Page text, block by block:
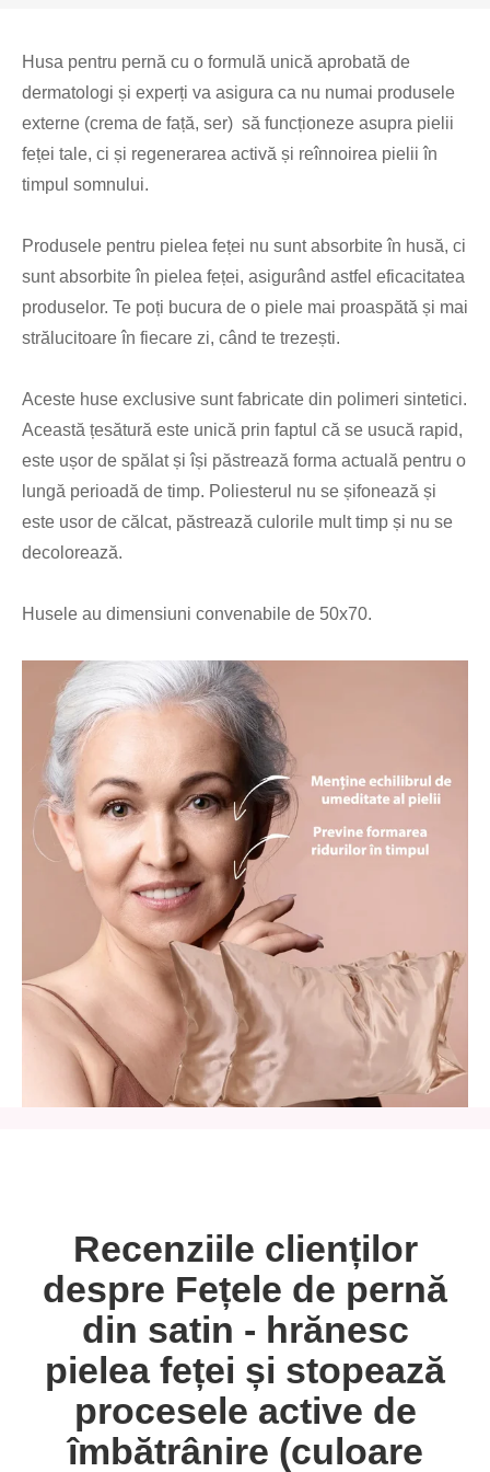
Husa pentru pernă cu o formulă unică aprobată de
dermatologi și experți va asigura ca nu numai produsele
externe (crema de față, ser) să funcționeze asupra pielii
feței tale, ci și regenerarea activă și reînnoirea pielii în
timpul somnului.
Produsele pentru pielea feței nu sunt absorbite în husă, ci
sunt absorbite în pielea feței, asigurând astfel eficacitatea
produselor. Te poți bucura de o piele mai proaspătă și mai
strălucitoare în fiecare zi, când te trezești.
Aceste huse exclusive sunt fabricate din polimeri sintetici.
Această țesătură este unică prin faptul că se usucă rapid,
este ușor de spălat și își păstrează forma actuală pentru o
lungă perioadă de timp. Poliesterul nu se șifonează și
este usor de călcat, păstrează culorile mult timp și nu se
decolorează.
Husele au dimensiuni convenabile de 50x70.
Recenziile clienților
despre Fețele de pernă
din satin - hrănesc
pielea feței și stopează
procesele active de
îmbătrânire (culoare